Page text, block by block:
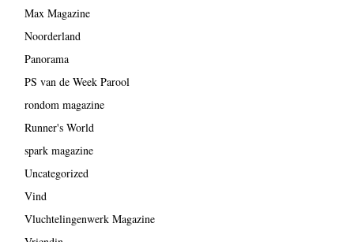
Max Magazine
Noorderland
Panorama
PS van de Week Parool
rondom magazine
Runner's World
spark magazine
Uncategorized
Vind
Vluchtelingenwerk Magazine